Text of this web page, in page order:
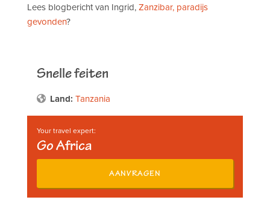
Lees blogbericht van Ingrid,Zanzibar, paradijs
gevonden?
Snelle feiten
Land: Tanzania
Your travel expert:
Go Africa
AANVRAGEN